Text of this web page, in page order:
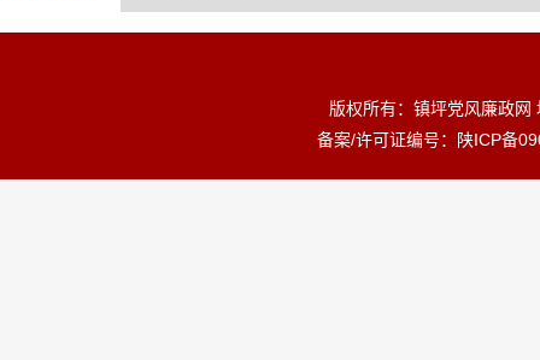
版权所有：镇坪党风廉政网
备案/许可证编号：陕ICP备